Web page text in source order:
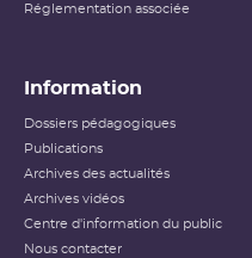
Réglementation associée
Information
Dossiers pédagogiques
Publications
Archives des actualités
Archives vidéos
Centre d'information du public
Nous contacter